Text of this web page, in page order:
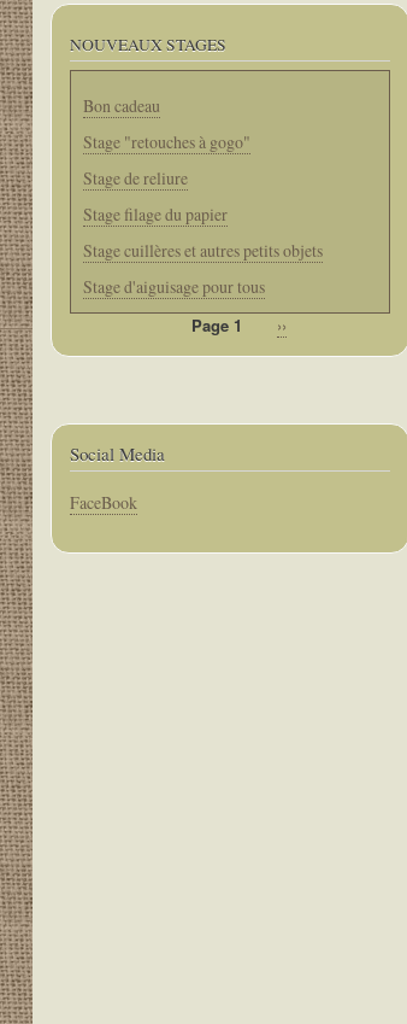
NOUVEAUX STAGES
Bon cadeau
Stage "retouches à gogo"
Stage de reliure
Stage filage du papier
Stage cuillères et autres petits objets
Stage d'aiguisage pour tous
Page 1
Page
››
Social Media
Corps
FaceBook